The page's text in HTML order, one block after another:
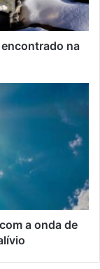
na
a onda de